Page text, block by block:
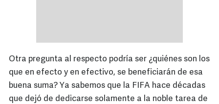
Otra pregunta al respecto podría ser ¿quiénes son los
que en efecto y en efectivo, se beneficiarán de esa
buena suma? Ya sabemos que la FIFA hace décadas
que dejó de dedicarse solamente a la noble tarea de